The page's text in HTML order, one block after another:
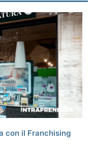
con il Franchising